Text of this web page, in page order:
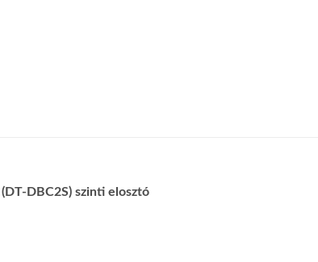
DBC2S) szinti elosztó